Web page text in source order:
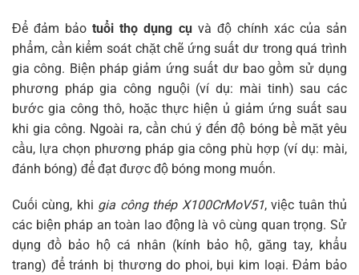
Để đảm bảotuổi thọ dụng cụvà độ chính xác của sản
phẩm, cần kiểm soát chặt chẽ ứng suất dư trong quá trình
gia công. Biện pháp giảm ứng suất dư bao gồm sử dụng
phương pháp gia công nguội (ví dụ: mài tinh) sau các
bước gia công thô, hoặc thực hiện ủ giảm ứng suất sau
khi gia công. Ngoài ra, cần chú ý đến độ bóng bề mặt yêu
cầu, lựa chọn phương pháp gia công phù hợp (ví dụ: mài,
đánh bóng) để đạt được độ bóng mong muốn.
Cuối cùng, khi gia công thép X100CrMoV51, việc tuân thủ
các biện pháp an toàn lao động là vô cùng quan trọng. Sử
dụng đồ bảo hộ cá nhân (kính bảo hộ, găng tay, khẩu
trang) để tránh bị thương do phoi, bụi kim loại. Đảm bảo